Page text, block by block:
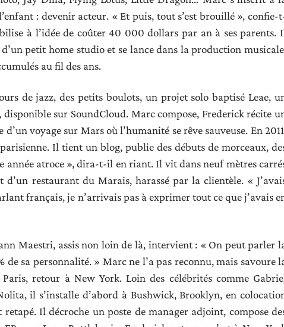
: devenir acteur. « Et puis, tout s’est brouillé », confie-
à l’idée de coûter 40 000 dollars par an à ses parents.
d’un petit home studio et se lance dans la production
au fil des ans.
de jazz, des petits boulots, un projet solo baptisé Leae,
sur SoundCloud. Marc compose, Frederick récite
voyage sur Mars où l’humanité se rêve sauveuse. En
Il tient un blog, publie des débuts de morceaux,
année atroce », dira-t-il en riant. Il vit dans neuf mètres
d’un restaurant du Marais, harassé par la clientèle. «
français, je n’arrivais pas à exprimer tout ce que j’avais
Maestri, assis non loin de là, intervient : « On peut parler
sa personnalité. » Marc ne l’a pas reconnu, mais savoure
retour à New York. Loin des célébrités comme
il s’installe d’abord à Bushwick, Brooklyn, en
Il décroche un poste de manager adjoint, compose